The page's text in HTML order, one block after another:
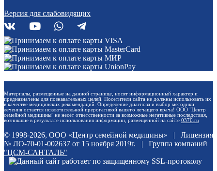
Версия для слабовидящих
Материалы, размещенные на данной странице, носят информационный характер и
предназначены для познавательных целей. Посетители сайта не должны использовать их
в качестве медицинских рекомендаций. Определение диагноза и выбор методики
лечения остается исключительной прерогативой вашего лечащего врача! ООО "Центр
семейной медицины" не несёт ответственности за возможные негативные последствия,
возникшие в результате использования информации, размещенной на сайте 0370.ru
© 1998-2026, ООО «Центр семейной медицины» | Лицензия
№ ЛО-70-01-002637 от 15 ноября 2019г. | Группа компаний
"ЦСМ-САНТАЛЬ"